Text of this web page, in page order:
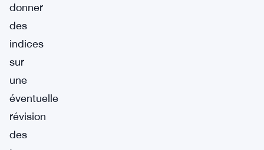
donner
des
indices
sur
une
éventuelle
révision
des